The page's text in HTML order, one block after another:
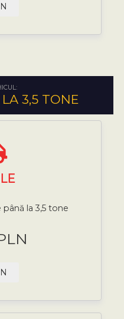
3,5 TONE
la 3,5 tone